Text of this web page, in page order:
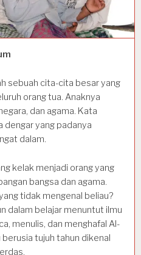
sebuah cita-cita besar yang
orang tua. Anaknya
dan agama. Kata
dengar yang padanya
dalam.
kelak menjadi orang yang
bangsa dan agama.
tidak mengenal beliau?
dalam belajar menuntut ilmu
menulis, dan menghafal Al-
tujuh tahun dikenal